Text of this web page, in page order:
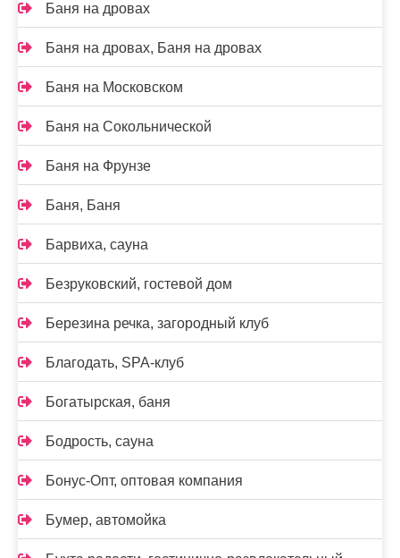
Баня на дровах
Баня на дровах, Баня на дровах
Баня на Московском
Баня на Сокольнической
Баня на Фрунзе
Баня, Баня
Барвиха, сауна
Безруковский, гостевой дом
Березина речка, загородный клуб
Благодать, SPA-клуб
Богатырская, баня
Бодрость, сауна
Бонус-Опт, оптовая компания
Бумер, автомойка